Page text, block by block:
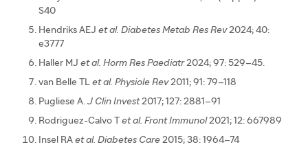
S40
Hendriks AEJ et al. Diabetes Metab Res Rev2024; 40:
e3777
Haller MJ et al. Horm Res Paediatr2024; 97: 529–45.
van Belle TL et al. Physiole Rev2011; 91: 79–118
Pugliese A. J Clin Invest2017; 127: 2881–91
Rodriguez-Calvo T et al. Front Immunol2021; 12: 667989
Insel RA et al. Diabetes Care 2015; 38: 1964–74